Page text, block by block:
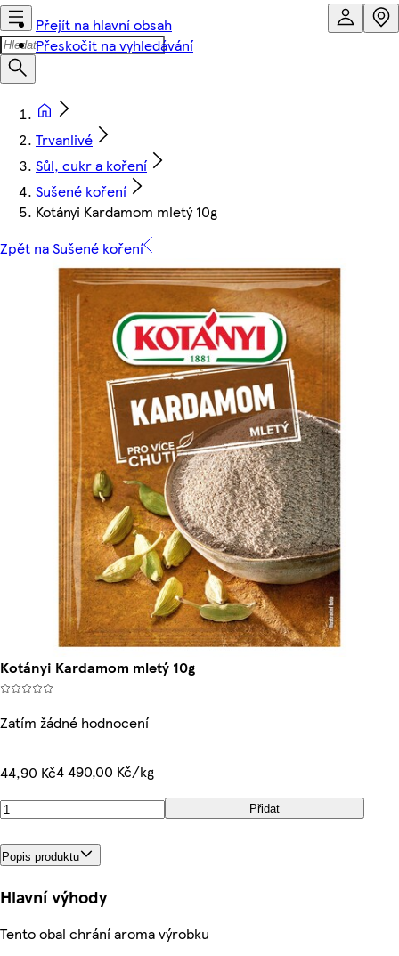
Přejít na hlavní obsah
Přeskočit na vyhledávání
Trvanlivé
Sůl, cukr a koření
Sušené koření
Kotányi Kardamom mletý 10g
Zpět na Sušené koření
Kotányi Kardamom mletý 10g
Zatím žádné hodnocení
44,90 Kč4 490,00 Kč/kg
Přidat
Popis produktu
Hlavní výhody
Tento obal chrání aroma výrobku